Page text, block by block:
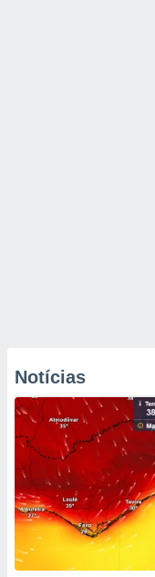
Notícias